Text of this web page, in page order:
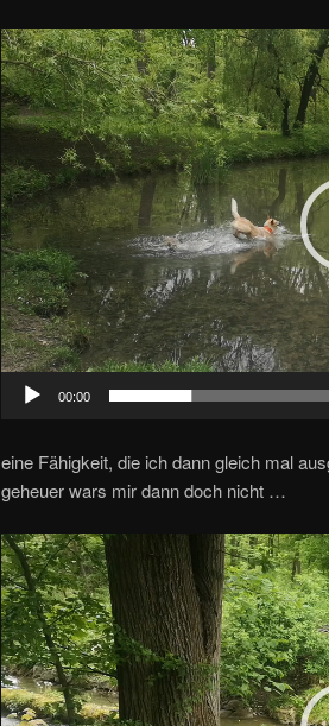
Video-
Player
00:00
eine Fähigkeit, die ich dann gleich mal
geheuer wars mir dann doch nicht …
Video-
Player